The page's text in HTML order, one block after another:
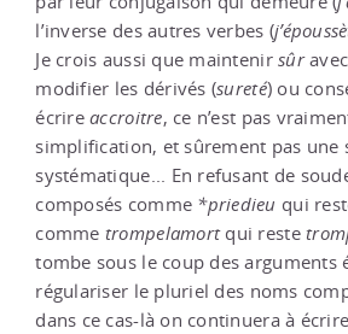
l’inverse des autres verbes (
Je crois aussi que maintenirsûr
modifier les dérivés (sureté) ou
écrireaccroitre, ce n’est pas
simplification, et sûrement pas une
systématique... En refusant de
composés comme *priedieu qui
comme trompelamortqui reste
tombe sous le coup des arguments
régulariser le pluriel des noms
dans ce cas-là on continuera à